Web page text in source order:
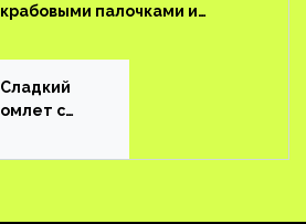
крабовыми палочками и
Сладкий
омлет с